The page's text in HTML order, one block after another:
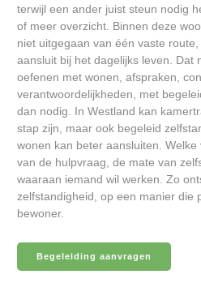
terwijl een ander juist steun nodig
of meer overzicht. Binnen deze
niet uitgegaan van één vaste
aansluit bij het dagelijks leven. Dat
oefenen met wonen, afspraken,
verantwoordelijkheden, met
dan nodig. In Westland kan
stap zijn, maar ook begeleid
wonen kan beter aansluiten.
van de hulpvraag, de mate van
waaraan iemand wil werken. Zo
zelfstandigheid, op een manier die
bewoner.
Begeleiding aanvragen